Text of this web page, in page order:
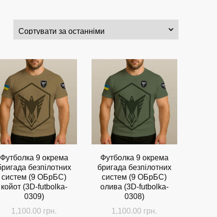
Футболка 9 окрема
безпілотних
систем (9 ОБрБС)
койот (3D-futbolka-
0309)
1,100.00 грн.
Футболка 9 окрема
бригада безпілотних
систем (9 ОБрБС)
олива (3D-futbolka-
0308)
1,100.00 грн.